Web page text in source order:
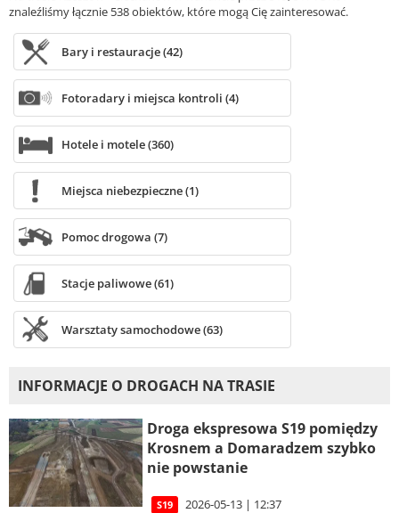
znaleźliśmy łącznie 538 obiektów, które mogą Cię zainteresować.
Bary i restauracje (42)
Fotoradary i miejsca kontroli (4)
Hotele i motele (360)
Miejsca niebezpieczne (1)
Pomoc drogowa (7)
Stacje paliwowe (61)
Warsztaty samochodowe (63)
INFORMACJE O DROGACH NA TRASIE
Droga ekspresowa S19 pomiędzy
Krosnem a Domaradzem szybko
nie powstanie
S19 2026-05-13 | 12:37